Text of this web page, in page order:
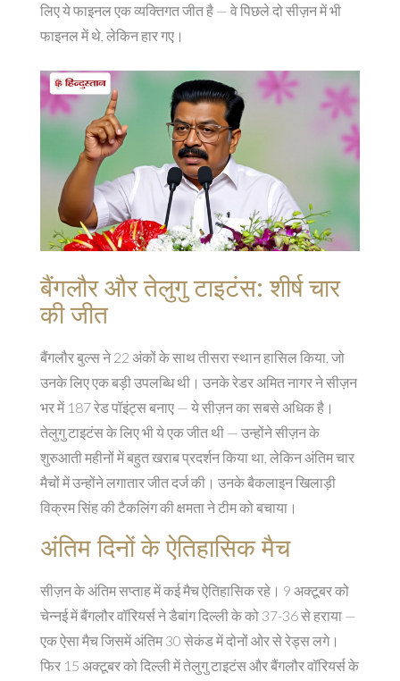
लिए ये फाइनल एक व्यक्तिगत जीत है — वे पिछले दो सीज़न में भी
फाइनल में थे, लेकिन हार गए।
बैंगलौर और तेलुगु टाइटंस: शीर्ष चार
की जीत
बैंगलौर बुल्सने 22 अंकों के साथ तीसरा स्थान हासिल किया, जो
उनके लिए एक बड़ी उपलब्धि थी। उनके रेडर अमित नागर ने सीज़न
भर में 187 रेड पॉइंट्स बनाए — ये सीज़न का सबसे अधिक है।
तेलुगु टाइटंस के लिए भी ये एक जीत थी — उन्होंने सीज़न के
शुरुआती महीनों में बहुत खराब प्रदर्शन किया था, लेकिन अंतिम चार
मैचों में उन्होंने लगातार जीत दर्ज की। उनके बैकलाइन खिलाड़ी
विक्रम सिंह की टैकलिंग की क्षमता ने टीम को बचाया।
अंतिम दिनों के ऐतिहासिक मैच
सीज़न के अंतिम सप्ताह में कई मैच ऐतिहासिक रहे। 9 अक्टूबर को
चेन्नई मेंबैंगलौर वॉरियर्सनेडैबांग दिल्ली केको 37-36 से हराया —
एक ऐसा मैच जिसमें अंतिम 30 सेकंड में दोनों ओर से रेड्स लगे।
फिर 15 अक्टूबर को दिल्ली में तेलुगु टाइटंस और बैंगलौर वॉरियर्स के